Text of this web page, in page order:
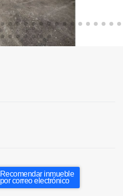
Recomendar inmueble
por correo electrónico